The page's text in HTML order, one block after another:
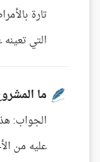
تارة
التي
ما
الجواب:
عليه من